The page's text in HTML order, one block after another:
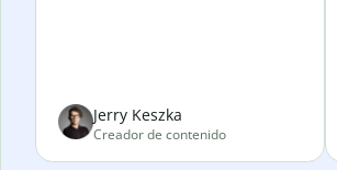
Jerry Keszka
Creador de contenido